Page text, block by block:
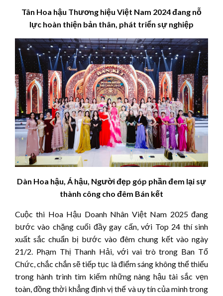
Tân Hoa hậu Thương hiệu Việt Nam 2024 đang nỗ
lực hoàn thiện bản thân, phát triển sự nghiệp
Dàn Hoa hậu, Á hậu, Người đẹp góp phần đem lại sự
thành công cho đêm Bán kết
Cuộc thi Hoa Hậu Doanh Nhân Việt Nam 2025 đang
bước vào chặng cuối đầy gay cấn, với Top 24 thí sinh
xuất sắc chuẩn bị bước vào đêm chung kết vào ngày
21/2. Phạm Thị Thanh Hải, với vai trò trong Ban Tổ
Chức, chắc chắn sẽ tiếp tục là điểm sáng không thể thiếu
trong hành trình tìm kiếm những nàng hậu tài sắc vẹn
toàn, đồng thời khẳng định vị thế và uy tín của mình trong